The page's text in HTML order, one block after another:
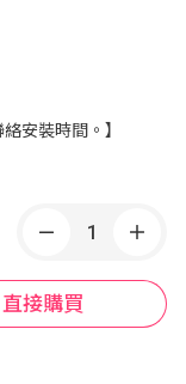
安裝時間。】
直接購買